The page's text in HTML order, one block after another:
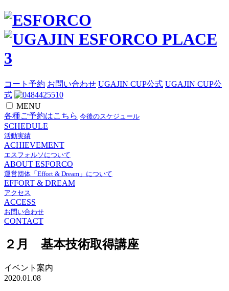
コート予約 お問い合わせ UGAJIN CUP公式 UGAJIN CUP公
式
MENU
各種ご予約はこちら 今後のスケジュール
SCHEDULE
活動実績
ACHIEVEMENT
エスフォルソについて
ABOUT ESFORCO
運営団体「Effort & Dream」について
EFFORT & DREAM
アクセス
ACCESS
お問い合わせ
CONTACT
２月 基本技術取得講座
イベント案内
2020.01.08